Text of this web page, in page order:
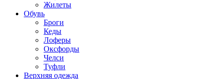
Жилеты
Обувь
Броги
Кеды
Лоферы
Оксфорды
Челси
Туфли
Верхняя одежда